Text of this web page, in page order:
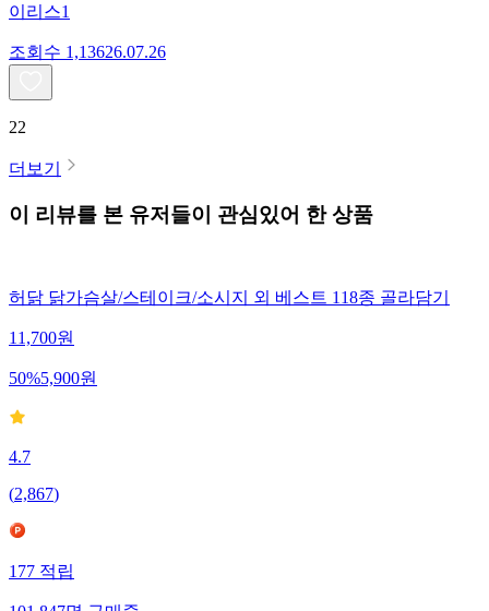
이리스1
조회수 1,13626.07.26
22
더보기
이 리뷰를 본 유저들이 관심있어 한 상품
허닭 닭가슴살/스테이크/소시지 외 베스트 118종 골라담기
11,700원
50%5,900원
4.7
(2,867)
177적립